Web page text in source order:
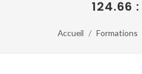
124.66
Accueil Formations